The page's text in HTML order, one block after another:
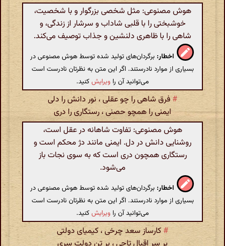
هوش مصنوعی: مثل شخصی بزرگوار و با شخصیت،
خوشبختی را با قلبی شاداب و سرشار از زندگی، و
شاهی را با ظاهری دلنشین و جذاب توصیف می‌کند.
اخطار: برگردان‌های تولید شده توسط هوش مصنوعی در
بسیاری از موارد نادرستند. اگر این متن به نظرتان نادرست است
می‌توانید آن را ویرایشکنید.
# فرق شاهی را چو عقلی ، نور دانش را دلی
ایمنی را همچو حصنی ، رستگاری را دری
هوش مصنوعی: تفاوت شاهانه در عقل است،
روشنایی دانش در دل. ایمنی مانند دژ محکم است و
رستگاری همچون دری است که به سوی نجات باز
می‌شود.
اخطار: برگردان‌های تولید شده توسط هوش مصنوعی در
بسیاری از موارد نادرستند. اگر این متن به نظرتان نادرست است
می‌توانید آن را ویرایشکنید.
# کارساز سعد چرخی ، کیمیای دولتی